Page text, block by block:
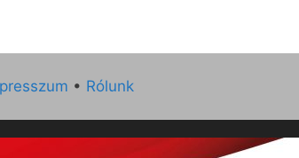
• Rólunk